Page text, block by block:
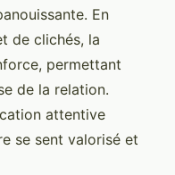
En
de clichés, la
permettant
de la relation.
attentive
se sent valorisé et